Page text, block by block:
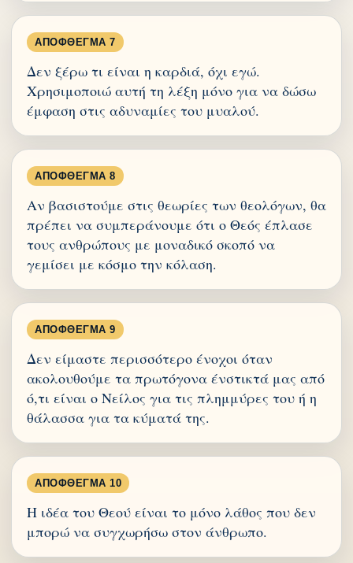
ΑΠΌΦΘΕΓΜΑ 7
Δεν ξέρω τι είναι η καρδιά, όχι εγώ.
Χρησιμοποιώ αυτή τη λέξη μόνο για να δώσω
έμφαση στις αδυναμίες του μυαλού.
ΑΠΌΦΘΕΓΜΑ 8
Αν βασιστούμε στις θεωρίες των θεολόγων, θα
πρέπει να συμπεράνουμε ότι ο Θεός έπλασε
τους ανθρώπους με μοναδικό σκοπό να
γεμίσει με κόσμο την κόλαση.
ΑΠΌΦΘΕΓΜΑ 9
Δεν είμαστε περισσότερο ένοχοι όταν
ακολουθούμε τα πρωτόγονα ένστικτά μας από
ό,τι είναι ο Νείλος για τις πλημμύρες του ή η
θάλασσα για τα κύματά της.
ΑΠΌΦΘΕΓΜΑ 10
Η ιδέα του Θεού είναι το μόνο λάθος που δεν
μπορώ να συγχωρήσω στον άνθρωπο.